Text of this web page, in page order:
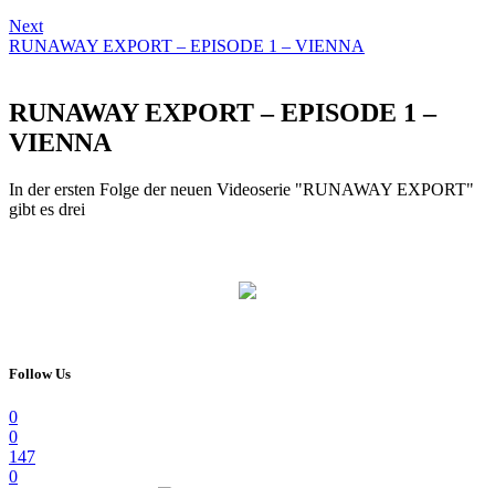
Next
RUNAWAY EXPORT – EPISODE 1 – VIENNA
RUNAWAY EXPORT – EPISODE 1 –
VIENNA
In der ersten Folge der neuen Videoserie "RUNAWAY EXPORT"
gibt es drei
Follow Us
0
0
147
0